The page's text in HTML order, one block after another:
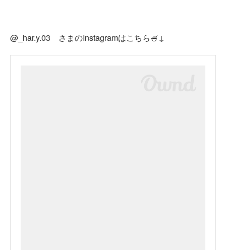
@_har.y.03 さまのInstagramはこちら🍧↓